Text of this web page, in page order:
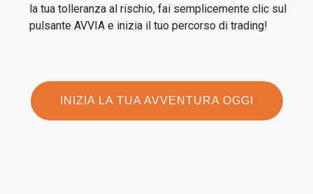
la tua tolleranza al rischio, fai semplicemente clic sul
pulsante AVVIA e inizia il tuo percorso di trading!
INIZIA LA TUA AVVENTURA OGGI